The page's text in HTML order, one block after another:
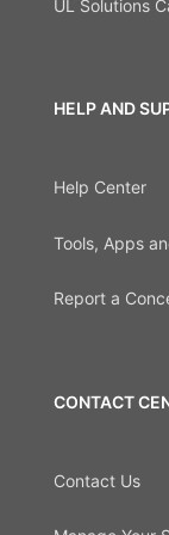
UL Solutions
HELP AND
Help Center
Tools, Apps
Report a
CONTACT
Contact Us